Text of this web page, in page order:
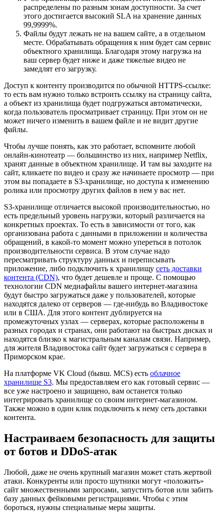
распределены по разным зонам доступности. За счет
этого достигается высокий SLA на хранение данных
99,9999%.
Файлы будут лежать не на вашем сайте, а в отдельном
месте. Обрабатывать обращения к ним будет сам сервис
объектного хранилища. Благодаря этому нагрузка на
ваш сервер будет ниже и даже тяжелые видео не
замедлят его загрузку.
Доступ к контенту производится по обычной HTTPS-ссылке:
то есть вам нужно только встроить ссылку на страницу сайта,
а объект из хранилища будет подгружаться автоматически,
когда пользователь просматривает страницу. При этом он не
может ничего изменить в вашем файле и не видит другие
файлы.
Чтобы лучше понять, как это работает, вспомните любой
онлайн-кинотеатр — большинство из них, например Netflix,
хранят данные в объектном хранилище. И там вы заходите на
сайт, кликаете по видео и сразу же начинаете просмотр — при
этом вы попадаете в S3-хранилище, но доступа к изменению
ролика или просмотру других файлов в нем у вас нет.
S3-хранилище отличается высокой производительностью, но
есть предельный уровень нагрузки, который различается на
конкретных проектах. То есть в зависимости от того, как
организована работа с данными в приложении и количества
обращений, в какой-то момент можно упереться в потолок
производительности сервиса. В этом случае надо
пересматривать структуру данных и переписывать
приложение, либо подключить к хранилищу сеть доставки
контента (CDN), что будет дешевле и проще. С помощью
технологии CDN медиафайлы вашего интернет-магазина
будут быстро загружаться даже у пользователей, которые
находятся далеко от серверов — где-нибудь во Владивостоке
или в США. Для этого контент дублируется на
промежуточных узлах — серверах, которые расположены в
разных городах и странах, они работают на быстрых дисках и
находятся близко к магистральным каналам связи. Например,
для жителя Владивостока сайт будет загружаться с сервера в
Приморском крае.
На платформе VK Cloud (бывш. MCS) есть облачное
хранилище S3. Мы предоставляем его как готовый сервис —
все уже настроено и защищено, вам останется только
интегрировать хранилище со своим интернет-магазином.
Также можно в один клик подключить к нему сеть доставки
контента.
Настраиваем безопасность для защиты
от ботов и DDoS-атак
Любой, даже не очень крупный магазин может стать жертвой
атаки. Конкуренты или просто шутники могут «положить»
сайт множественными запросами, запустить ботов или забить
базу данных фейковыми регистрациями. Чтобы с этим
бороться, нужны специальные меры защиты.